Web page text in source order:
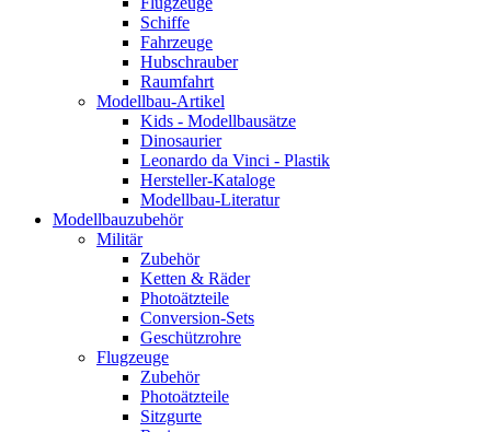
Schiffe
Fahrzeuge
Hubschrauber
Raumfahrt
Modellbau-Artikel
Kids - Modellbausätze
Dinosaurier
Leonardo da Vinci - Plastik
Hersteller-Kataloge
Modellbau-Literatur
Modellbauzubehör
Militär
Zubehör
Ketten & Räder
Photoätzteile
Conversion-Sets
Geschützrohre
Flugzeuge
Zubehör
Photoätzteile
Sitzgurte